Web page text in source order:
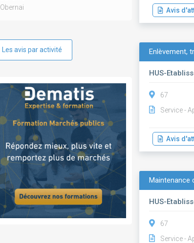
Obernai
Les avis par activité
Avis
Enlèvement,
HUS-
67
Service -
Avis
Maintenance
HUS-
67
Service -